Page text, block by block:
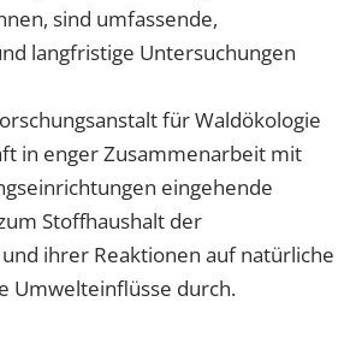
sind umfassende,
langfristige Untersuchungen
für Waldökologie
in enger Zusammenarbeit mit
eingehende
Stoffhaushalt der
ihrer Reaktionen auf natürliche
Umwelteinflüsse durch.